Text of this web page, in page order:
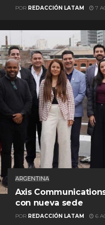
POR REDACCIÓN LATAM 7
ARGENTINA
Axis
con nueva sede
POR REDACCIÓN LATAM 6